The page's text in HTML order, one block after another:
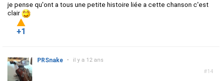
je pense qu'ont a tous une petite histoire liée a cette chanson c'est
clair
+1
#14
PRSnake • il y a 12 ans